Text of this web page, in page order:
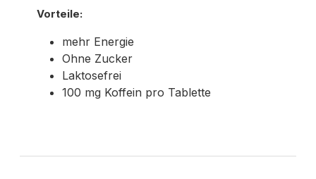
Vorteile:
mehr Energie
Ohne Zucker
Laktosefrei
100 mg Koffein pro Tablette